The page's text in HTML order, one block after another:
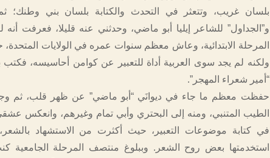
بلسان غريب، وتتعثر في التحدث والكتابة بلسان بني وطنك؛ ثم
و”الجداول” للشاعر إيليا أبو ماضي، وحدثني عنه قليلا، فعرفت
المرحلة الابتدائية، وعاش معظم سنوات عمره في الولايات المتحدة،
ولكنه لم يجد سوى العربية أداة للتعبير عن كوامن أحاسيسه،
“أمير شعراء المهجر”.
حفظت معظم ما جاء في ديوانَي “أبو ماضي” عن ظهر قلب، ثم
الطيب المتنبي، ومنه إلى البحتري وأبي تمام وغيرهم، وانعكس
في كتابة موضوعات التعبير، حيث أكثرت من الاستشهاد بالشعر،
استخدمتها بعض روح الشعر. وببلوغ منتصف المرحلة الجامعية